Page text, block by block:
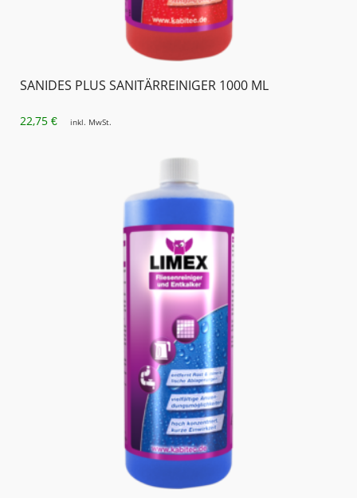
SANIDES PLUS SANITÄRREINIGER 1000 ML
22,75 € inkl. MwSt.